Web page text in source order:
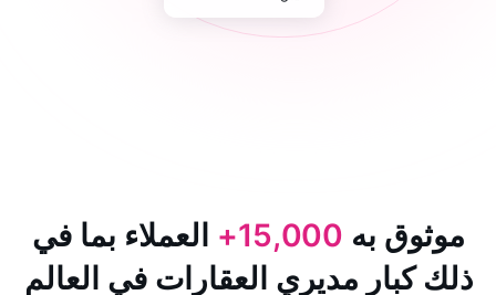
به15,000+ العملاء بما في
مديري العقارات في العالم